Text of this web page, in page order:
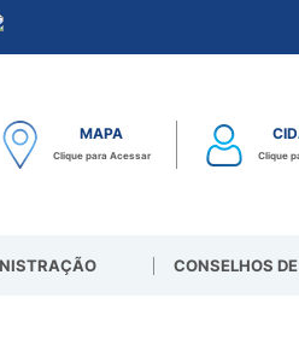
MAPA
Clique para Acessar Clique
CONSELHOS